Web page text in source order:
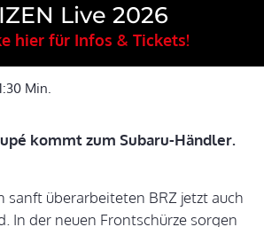
Live 2026
hier für Infos & Tickets!
Min.
kommt zum Subaru-Händler.
sanft überarbeiteten BRZ jetzt auch
In der neuen Frontschürze sorgen